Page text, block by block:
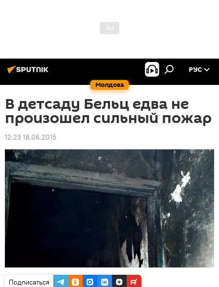
Молдова
РУС
В детсаду Бельц едва не
произошел сильный пожар
12:23 18.06.2015
Подписаться